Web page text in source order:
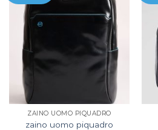
ZAINO UOMO PIQUADRO
zaino uomo piquadro